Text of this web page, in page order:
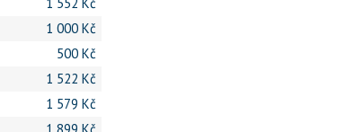
1 000 Kč
500 Kč
1 522 Kč
1 579 Kč